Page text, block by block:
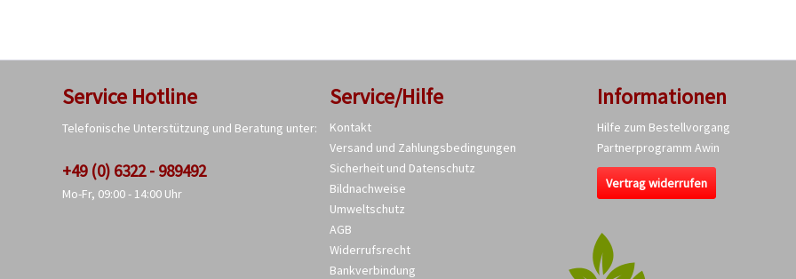
Service Hotline
Telefonische Unterstützung und Beratung unter:
+49 (0) 6322 - 989492
Mo-Fr, 09:00 - 14:00 Uhr
Service/Hilfe
Kontakt
Versand und Zahlungsbedingungen
Sicherheit und Datenschutz
Bildnachweise
Umweltschutz
AGB
Widerrufsrecht
Bankverbindung
Informationen
Hilfe zum Bestellvorgang
Partnerprogramm Awin
Vertrag widerrufen